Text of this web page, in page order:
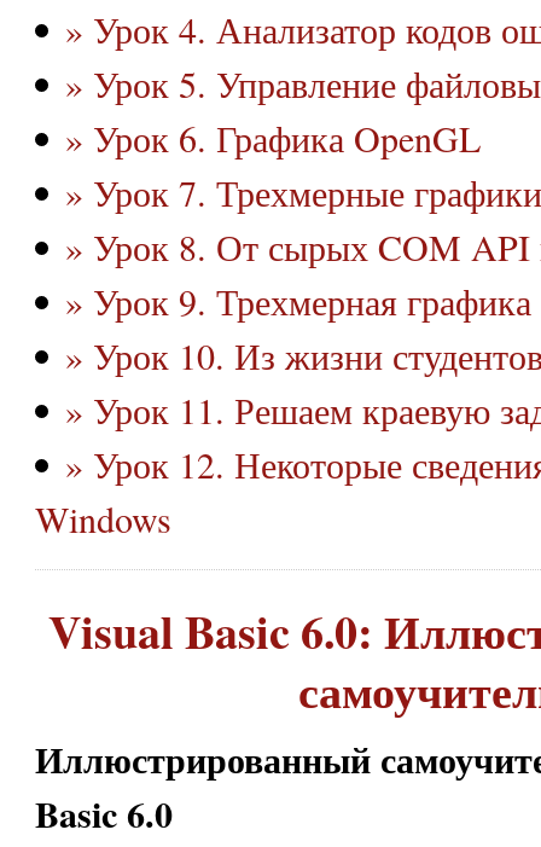
» Урок 4. Анализатор кодов
» Урок 5. Управление
» Урок 6. Графика OpenGL
» Урок 7. Трехмерные
» Урок 8. От сырых COM API
» Урок 9. Трехмерная
» Урок 10. Из жизни
» Урок 11. Решаем краевую
» Урок 12. Некоторые
Windows
Visual Basic 6.0:
Иллюстрированный
Basic 6.0